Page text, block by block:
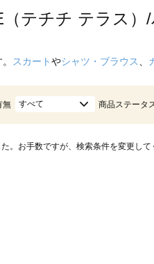
（テチチ テラス）
スカートやシャツ・ブラウス
無 すべて 商品ステータ
。お手数ですが、検索条件を変更して